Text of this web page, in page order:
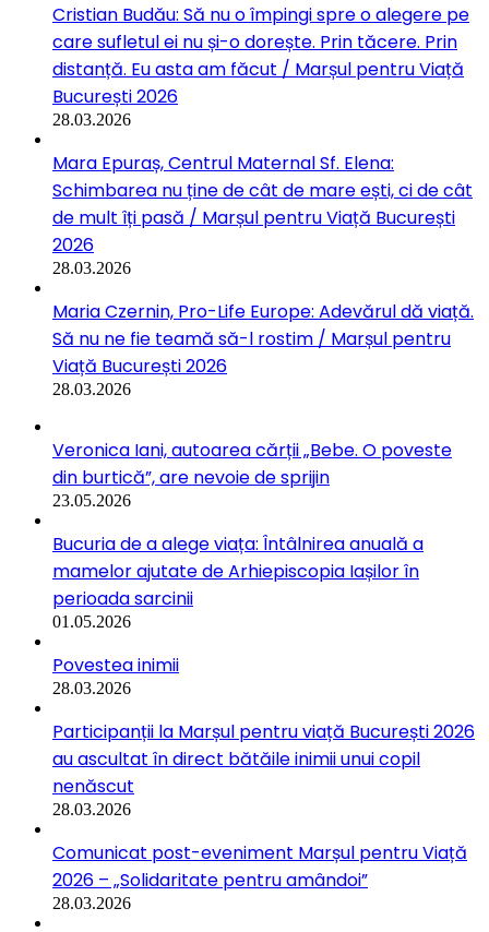
Cristian Budău: Să nu o împingi spre o alegere pe
care sufletul ei nu și-o dorește. Prin tăcere. Prin
distanță. Eu asta am făcut / Marșul pentru Viață
București 2026
28.03.2026
Mara Epuraș, Centrul Maternal Sf. Elena:
Schimbarea nu ține de cât de mare ești, ci de cât
de mult îți pasă / Marșul pentru Viață București
2026
28.03.2026
Maria Czernin, Pro-Life Europe: Adevărul dă viață.
Să nu ne fie teamă să-l rostim / Marșul pentru
Viață București 2026
28.03.2026
Veronica Iani, autoarea cărții „Bebe. O poveste
din burtică”, are nevoie de sprijin
23.05.2026
Bucuria de a alege viața: Întâlnirea anuală a
mamelor ajutate de Arhiepiscopia Iașilor în
perioada sarcinii
01.05.2026
Povestea inimii
28.03.2026
Participanții la Marșul pentru viață București 2026
au ascultat în direct bătăile inimii unui copil
nenăscut
28.03.2026
Comunicat post-eveniment Marșul pentru Viață
2026 – „Solidaritate pentru amândoi”
28.03.2026